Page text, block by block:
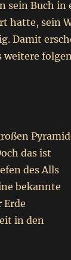
sein Buch
hatte, sein
Damit
das ist
des Alls
bekannte
Erde
in den